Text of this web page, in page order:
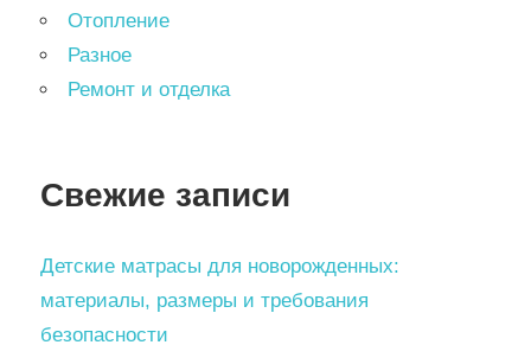
Отопление
Разное
Ремонт и отделка
Свежие записи
Детские матрасы для новорожденных:
материалы, размеры и требования
безопасности